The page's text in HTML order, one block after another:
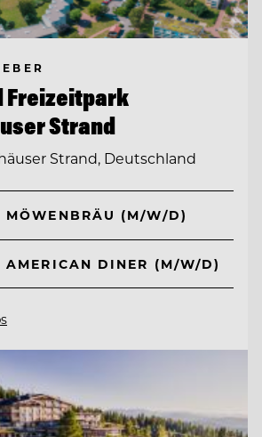
Freizeitpark
Strand
Strand, Deutschland
MÖWENBRÄU (M/W/D)
AMERICAN DINER (M/W/D)